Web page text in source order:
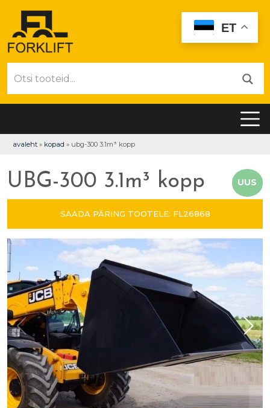
avaleht » kopad » ubg-300 3.1m³ kopp
UBG-300 3.1m³ kopp UUS
SAADA PÄRING TOOTELE: FL26868
ET